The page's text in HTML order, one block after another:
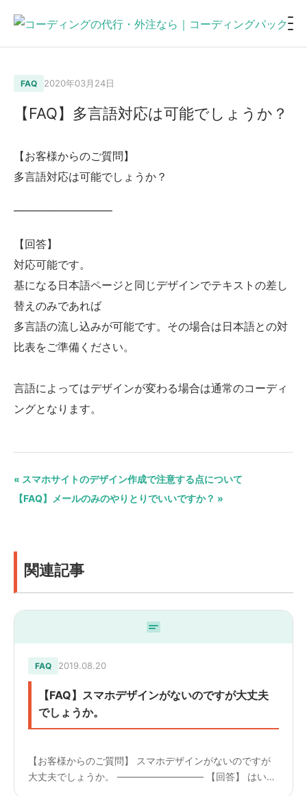
FAQ 2020年03月24日
【FAQ】多言語対応は可能でしょうか？
【お客様からのご質問】
多言語対応は可能でしょうか？
—————————
【回答】
対応可能です。
基になる日本語ページと同じデザインでテキストの差し
替えのみであれば
多言語の流し込みが可能です。その場合は日本語との対
比表をご準備ください。
言語によってはデザインが変わる場合は通常のコーディ
ングとなります。
« スマホサイトのデザイン作成で注意する点について
【FAQ】メールのみのやりとりでいいですか？ »
関連記事
FAQ 2019.08.20
【FAQ】スマホデザインがないのですが大丈夫
でしょうか。
【お客様からのご質問】 スマホデザインがないのですが
大丈夫でしょうか。 ————————— 【回答】 はい、